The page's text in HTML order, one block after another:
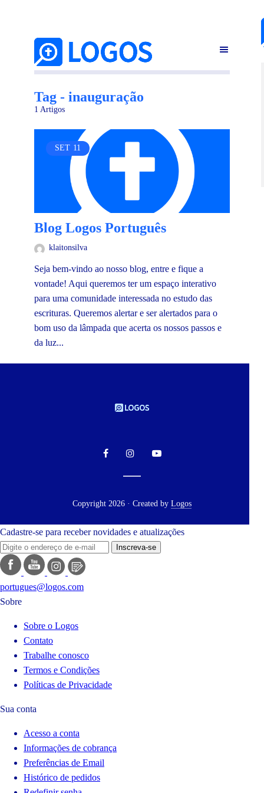
Tag - inauguração
1 Artigos
SET 11
Blog Logos Português
klaitonsilva
Seja bem-vindo ao nosso blog, entre e fique a
vontade! Aqui queremos ter um espaço interativo
para uma comunidade interessada no estudo das
escrituras. Queremos alertar e ser alertados para o
bom uso da lâmpada que acerta os nossos passos e
da luz...
Copyright 2026 · Created by Logos